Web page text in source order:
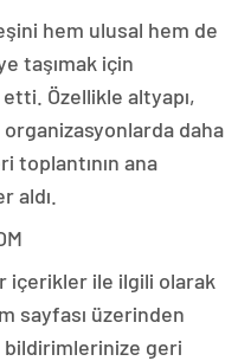
hem ulusal hem de
taşımak için
etti. Özellikle altyapı,
daha
toplantının ana
aldı.
içerikler ile ilgili olarak
sayfası üzerinden
bildirimlerinize geri